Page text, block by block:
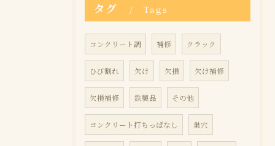
タグ Tags
コンクリート調 補修 クラック
ひび割れ 欠け 欠損 欠け補修
欠損補修 鉄製品 その他
コンクリート打ちっぱなし 巣穴